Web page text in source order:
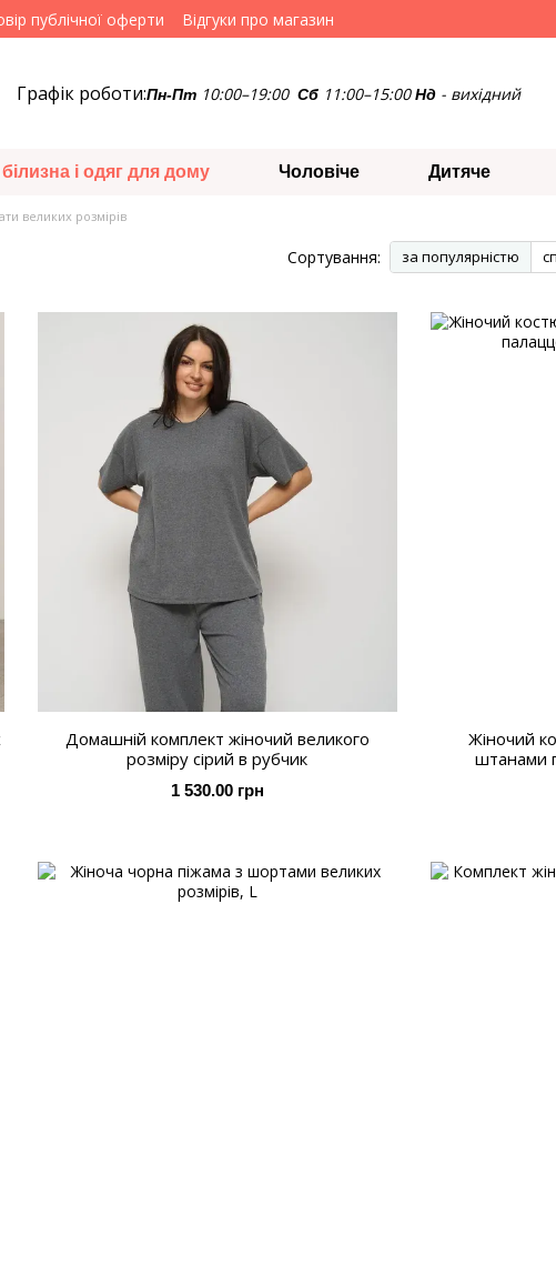
публічної оферти Відгуки про магазин
Графік роботи:Пн-Пт 10:00–19:00 Сб 11:00–15:00Нд - вихідний
і одяг для дому Чоловіче Дитяче
великих розмірів
Сортування: за популярністю
Домашній комплект жіночий великого
розміру сірий в рубчик
1 530.00 грн
Жіночий
штанами